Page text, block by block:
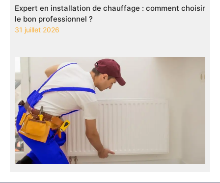
Expert en installation de chauffage : comment choisir
le bon professionnel ?
31 juillet 2026